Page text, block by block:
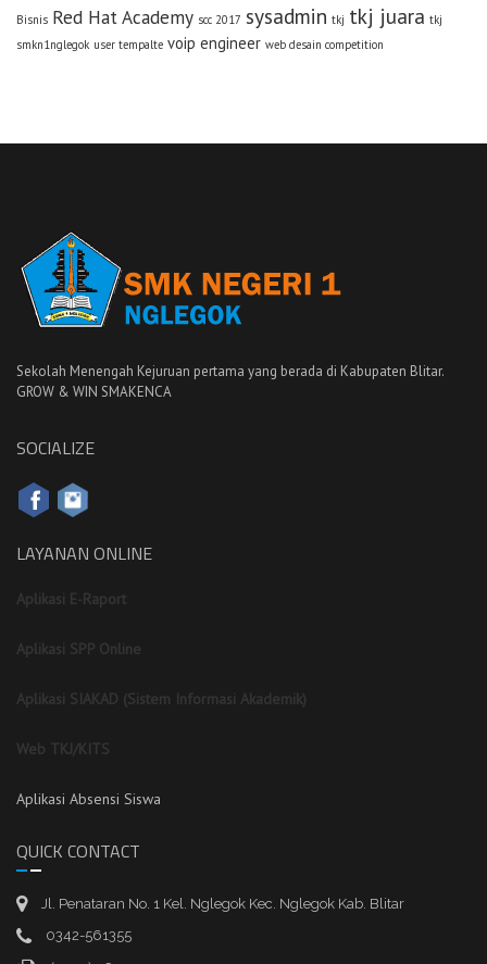
Bisnis Red Hat Academy scc 2017 sysadmin tkj tkj juara tkj
smkn1nglegok user tempalte voip engineer web desain competition
Sekolah Menengah Kejuruan pertama yang berada di Kabupaten Blitar.
GROW & WIN SMAKENCA
SOCIALIZE
LAYANAN ONLINE
Aplikasi E-Raport
Aplikasi SPP Online
Aplikasi SIAKAD (Sistem Informasi Akademik)
Web TKJ/KITS
Aplikasi Absensi Siswa
QUICK CONTACT
Jl. Penataran No. 1 Kel. Nglegok Kec. Nglegok Kab. Blitar
0342-561355